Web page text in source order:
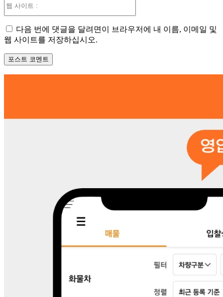
트
다음 번에 댓글을 달려면이 브라우저에 내 이름, 이메일 및
웹 사이트를 저장하십시오.